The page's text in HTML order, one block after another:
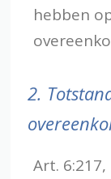
hebben
2.
Art.